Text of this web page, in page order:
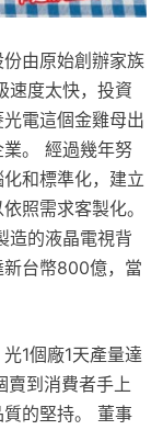
由原始創辦家族
速度太快，投資
電這個金雞母出
。 經過幾年努
和標準化，建立
照需求客製化。
造的液晶電視背
台幣800億，當
1個廠1天產量達
賣到消費者手上
的堅持。 董事